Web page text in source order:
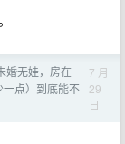
婚无娃，房在
点）到底能不
7 月
29
日